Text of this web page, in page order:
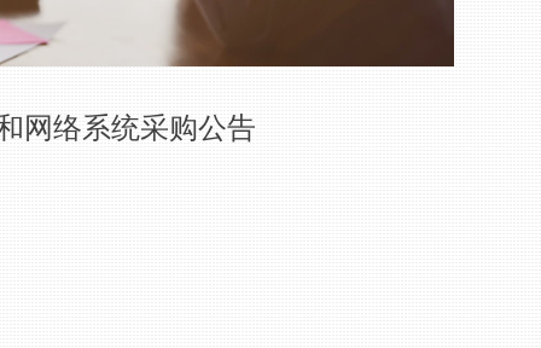
网络系统采购公告